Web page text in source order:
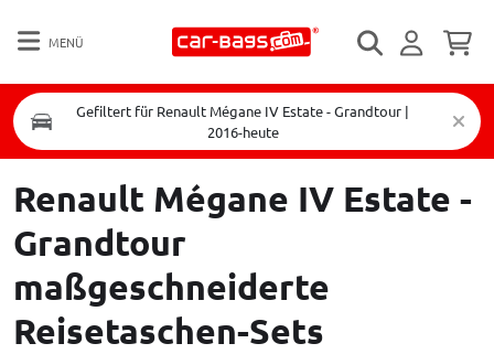
MENÜ
Gefiltert für Renault Mégane IV Estate - Grandtour |
2016-heute
Renault Mégane IV Estate -
Grandtour
maßgeschneiderte
Reisetaschen-Sets